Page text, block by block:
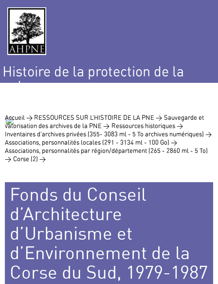
Histoire de la protection de la
nature
Accueil > RESSOURCES SUR L’HISTOIRE DE LA PNE > Sauvegarde et
valorisation des archives de la PNE > Ressources historiques >
Inventaires d’archives privées (355- 3083 ml - 5 To archives numériques) >
Associations, personnalités locales (291 - 3134 ml - 100 Go) >
Associations, personnalités par région/département (265 - 2860 ml - 5 To)
> Corse (2) >
Fonds du Conseil
d’Architecture
d’Urbanisme et
d’Environnement de la
Corse du Sud, 1979-1987